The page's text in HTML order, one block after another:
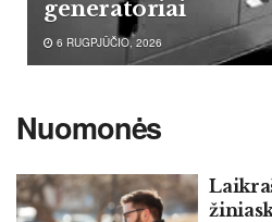
generatoriai
6 RUGPJŪČIO, 2026
Nuomonės